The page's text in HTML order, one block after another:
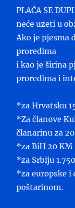
PLAĆA SE
neće uzeti u
Ako je pjesma
proredima
i kao je širina
proredima i
*za Hrvatsku
*Za članove
članarinu za
*za BiH 20 KM
*za Srbiju
*za europske i
poštarinom.